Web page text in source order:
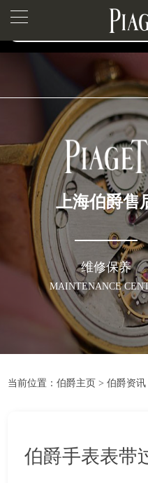
2026年7月上海市伯爵官
2026年7月伯爵售后服务
节假日正常营业！
上海伯爵售
维修保养
MAINTENANCE
当前位置：伯爵主页 >伯爵资讯
伯爵手表表带